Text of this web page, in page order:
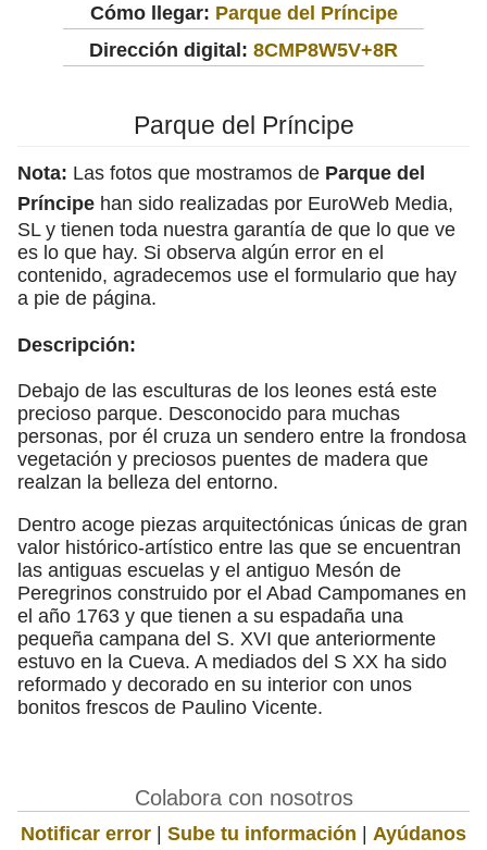
Cómo llegar: Parque del Príncipe
Dirección digital: 8CMP8W5V+8R
Parque del Príncipe
Nota: Las fotos que mostramos de Parque del
Príncipe han sido realizadas por EuroWeb Media,
SL y tienen toda nuestra garantía de que lo que ve
es lo que hay. Si observa algún error en el
contenido, agradecemos use el formulario que hay
a pie de página.
Descripción:
Debajo de las esculturas de los leones está este
precioso parque. Desconocido para muchas
personas, por él cruza un sendero entre la frondosa
vegetación y preciosos puentes de madera que
realzan la belleza del entorno.
Dentro acoge piezas arquitectónicas únicas de gran
valor histórico-artístico entre las que se encuentran
las antiguas escuelas y el antiguo Mesón de
Peregrinos construido por el Abad Campomanes en
el año 1763 y que tienen a su espadaña una
pequeña campana del S. XVI que anteriormente
estuvo en la Cueva. A mediados del S XX ha sido
reformado y decorado en su interior con unos
bonitos frescos de Paulino Vicente.
Colabora con nosotros
Notificar error | Sube tu información | Ayúdanos